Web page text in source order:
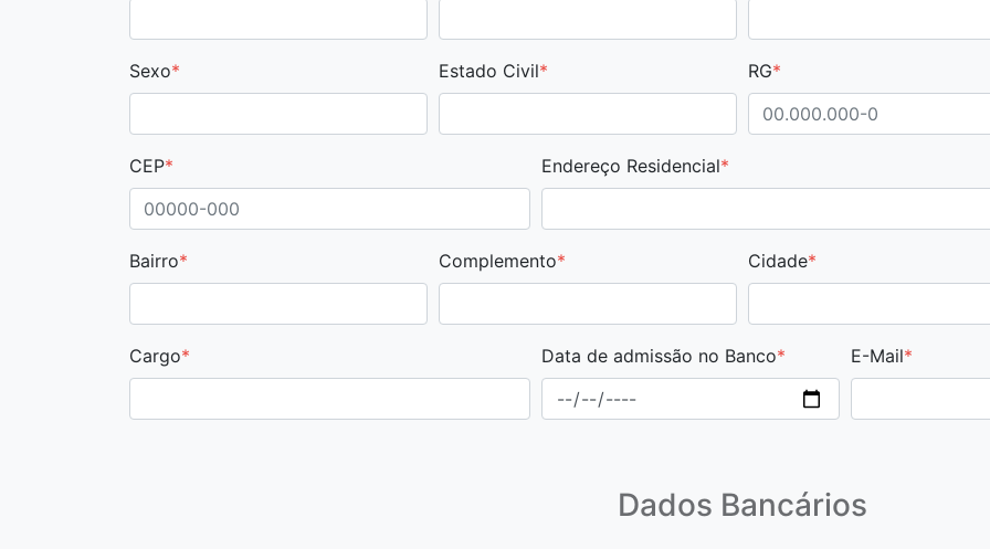
Sexo* Estado Civil* RG*
CEP* Endereço Residencial*
Bairro* Complemento* Cidade*
Cargo* Data de admissão no Banco* E-Mail*
Dados Bancários